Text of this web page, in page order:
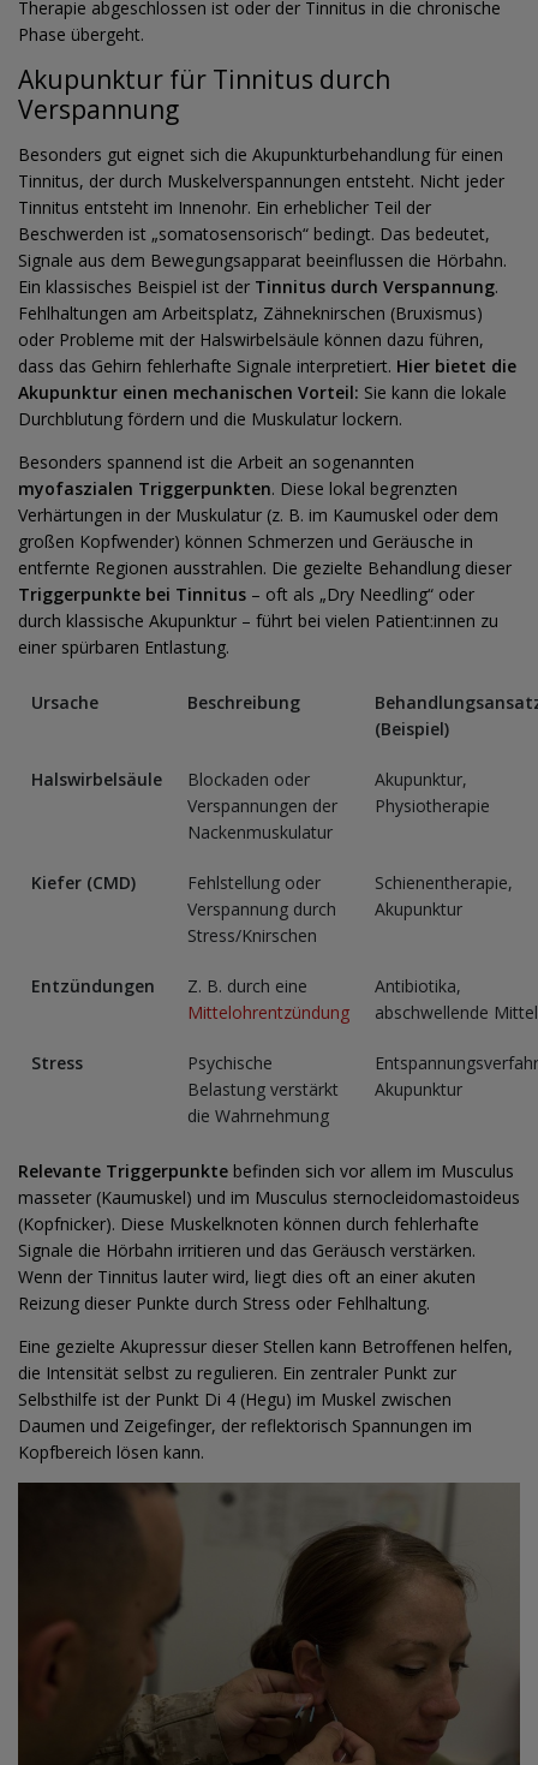
Therapie abgeschlossen ist oder der Tinnitus in die chronische
Phase übergeht.
Akupunktur für Tinnitus durch
Verspannung
Besonders gut eignet sich die Akupunkturbehandlung für einen
Tinnitus, der durch Muskelverspannungen entsteht. Nicht jeder
Tinnitus entsteht im Innenohr. Ein erheblicher Teil der
Beschwerden ist „somatosensorisch“ bedingt. Das bedeutet,
Signale aus dem Bewegungsapparat beeinflussen die Hörbahn.
Ein klassisches Beispiel ist der Tinnitus durch Verspannung.
Fehlhaltungen am Arbeitsplatz, Zähneknirschen (Bruxismus)
oder Probleme mit der Halswirbelsäule können dazu führen,
dass das Gehirn fehlerhafte Signale interpretiert. Hier bietet die
Akupunktur einen mechanischen Vorteil: Sie kann die lokale
Durchblutung fördern und die Muskulatur lockern.
Besonders spannend ist die Arbeit an sogenannten
myofaszialen Triggerpunkten. Diese lokal begrenzten
Verhärtungen in der Muskulatur (z. B. im Kaumuskel oder dem
großen Kopfwender) können Schmerzen und Geräusche in
entfernte Regionen ausstrahlen. Die gezielte Behandlung dieser
Triggerpunkte bei Tinnitus – oft als „Dry Needling“ oder
durch klassische Akupunktur – führt bei vielen Patient:innen zu
einer spürbaren Entlastung.
Ursache Beschreibung
(Beispiel)
Halswirbelsäule
Blockaden oder
Verspannungen der
Nackenmuskulatur
Akupunktur,
Physiotherapie
Kiefer (CMD)
Fehlstellung oder
Verspannung durch
Stress/Knirschen
Schienentherapie,
Akupunktur
Entzündungen
Z. B. durch eine
Mittelohrentzündung
Antibiotika,
abschwellende Mittel
Stress
Psychische
Belastung verstärkt
die Wahrnehmung
Akupunktur
Relevante Triggerpunkte befinden sich vor allem im Musculus
masseter (Kaumuskel) und im Musculus sternocleidomastoideus
(Kopfnicker). Diese Muskelknoten können durch fehlerhafte
Signale die Hörbahn irritieren und das Geräusch verstärken.
Wenn der Tinnitus lauter wird, liegt dies oft an einer akuten
Reizung dieser Punkte durch Stress oder Fehlhaltung.
Eine gezielte Akupressur dieser Stellen kann Betroffenen helfen,
die Intensität selbst zu regulieren. Ein zentraler Punkt zur
Selbsthilfe ist der Punkt Di 4 (Hegu) im Muskel zwischen
Daumen und Zeigefinger, der reflektorisch Spannungen im
Kopfbereich lösen kann.